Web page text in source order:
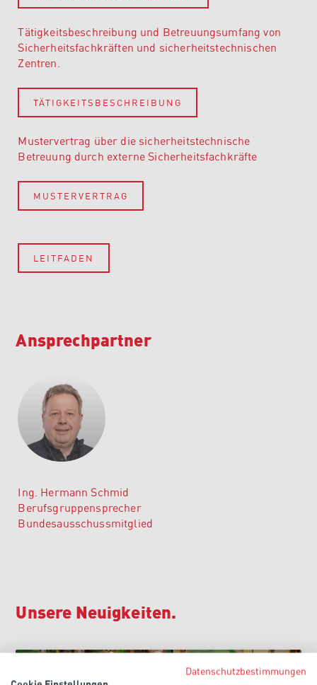
Tätigkeitsbeschreibung und Betreuungsumfang von
Sicherheitsfachkräften und sicherheitstechnischen
Zentren.
TÄTIGKEITSBESCHREIBUNG
Mustervertrag über die sicherheitstechnische
Betreuung durch externe Sicherheitsfachkräfte
MUSTERVERTRAG
LEITFADEN
Ansprechpartner
Ing. Hermann Schmid
Berufsgruppensprecher
Bundesausschussmitglied
Unsere Neuigkeiten.
Datenschutzbestimmungen